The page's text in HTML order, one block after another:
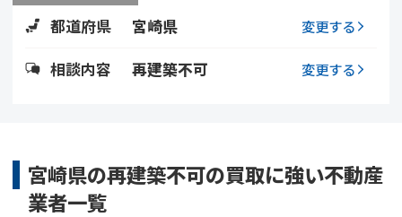
空き家
再建築不可 底地
ゴミ屋敷
リースバック
不動産コラム
不動産売却 再建築不可物件
訳あり不動産
土地売却
都道府県 宮崎県 変更する
相談内容 再建築不可 変更する
宮崎県の再建築不可の買取に強い不動産
業者一覧